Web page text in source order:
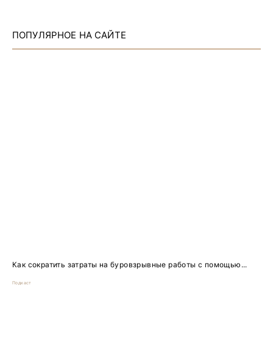
ПОПУЛЯРНОЕ НА САЙТЕ
Как сократить затраты на буровзрывные работы с помощью...
Подкаст